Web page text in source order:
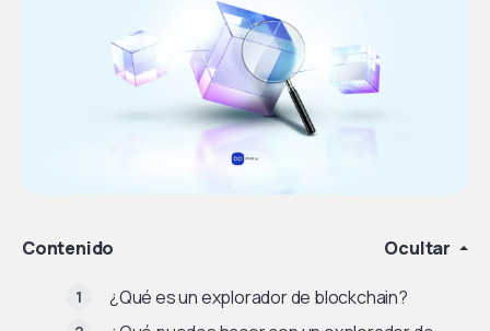
Contenido Ocultar
¿Qué es un explorador de blockchain?